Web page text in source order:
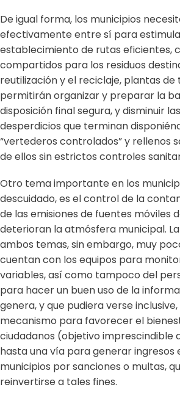
De igual forma, los municipios
efectivamente entre sí para
establecimiento de rutas eficientes,
compartidos para los residuos
reutilización y el reciclaje, plantas
permitirán organizar y preparar la
disposición final segura, y disminuir
desperdicios que terminan
“vertederos controlados” y rellenos
de ellos sin estrictos controles
Otro tema importante en los
descuidado, es el control de la
de las emisiones de fuentes móviles
deterioran la atmósfera municipal.
ambos temas, sin embargo, muy
cuentan con los equipos para
variables, así como tampoco del
para hacer un buen uso de la
genera, y que pudiera verse
mecanismo para favorecer el
ciudadanos (objetivo imprescindible
hasta una vía para generar ingresos
municipios por sanciones o multas,
reinvertirse a tales fines.